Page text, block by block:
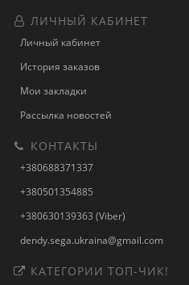
ЛИЧНЫЙ КАБИНЕТ
Личный кабинет
История заказов
Мои закладки
Рассылка новостей
КОНТАКТЫ
+380688371337
+380501354885
+380630139363 (Viber)
dendy.sega.ukraina@gmail.com
КАТЕГОРИИ ТОП-ЧИК!